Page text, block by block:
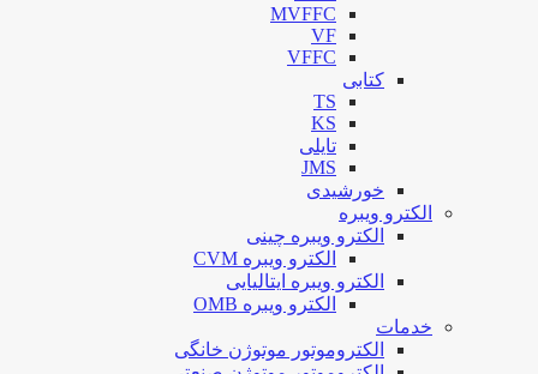
MVFFC
VF
VFFC
کتابی
TS
KS
تایلی
JMS
خورشیدی
الکترو ویبره
الکترو ویبره چینی
الکترو ویبره CVM
الکترو ویبره ایتالیایی
الکترو ویبره OMB
خدمات
الکتروموتور موتوژن خانگی